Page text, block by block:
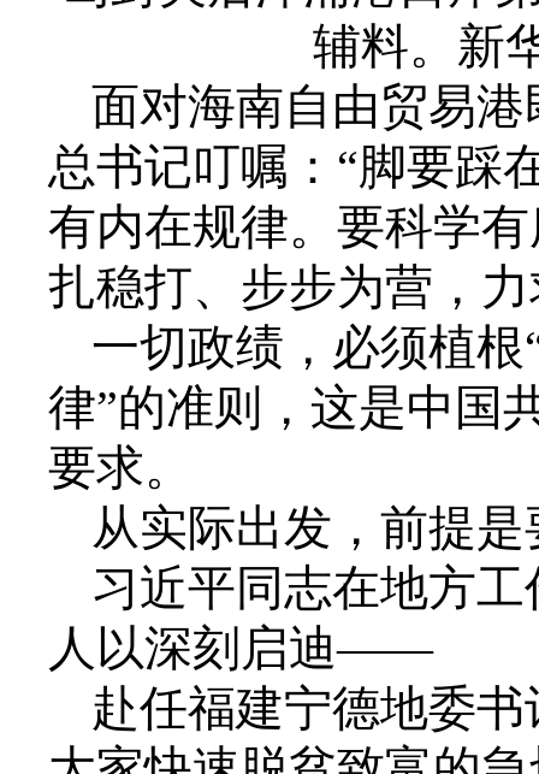
辅料。新
面对海南自由贸易
总书记叮嘱：“脚要踩
有内在规律。要科学
扎稳打、步步为营，力
一切政绩，必须植根
律”的准则，这是中国
要求。
从实际出发，前提
习近平同志在地方
人以深刻启迪——
赴任福建宁德地委